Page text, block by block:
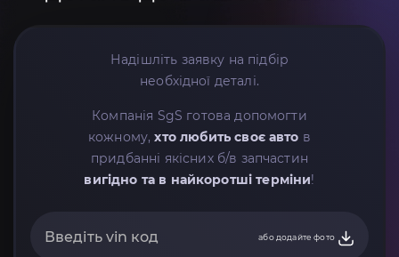
Надішліть заявку на підбір
необхідної деталі.
Компанія SgS готова допомогти
кожному,хто любить своє авто в
придбанні якісних б/в запчастин
вигідно та в найкоротші терміни!
або додайте фото